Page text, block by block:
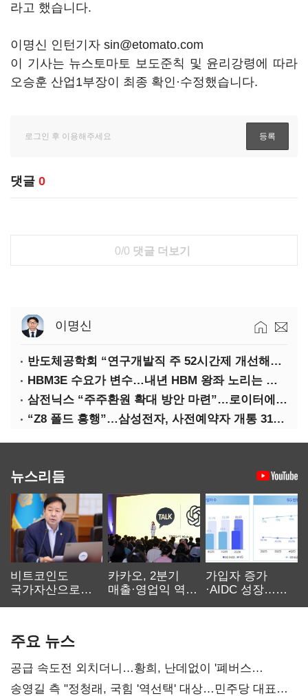
라고 했습니다.
이명신 인턴기자 sin@etomato.com
이 기사는 뉴스토마토 보도준칙 및 윤리강령에 따라
오승훈 산업1부장이 최종 확인·수정했습니다.
댓글 0
0/0 댓글 더보기
이명신
반도체공학회 “연구개발직 주 52시간제 개선해야”
HBM3E 수요가 변수…내년 HBM 왕좌 노리는 삼성
삼전닉스 “주주환원 확대 방안 마련”…로이터에 성명 보내
“Z8 폴드 흥행”…삼성전자, 사전예약자 개통 31일까지 연장
뉴스리듬
비트코인도
국가자산으로…'
카카오, 2분기
매출·영업익 역대
가입자 증가
·AIDC 성장…
주요 뉴스
공급 속도전 외치더니…황희, 난데없이 '폐버스
리모델링' 제안
송영길 측 "정청래, 국힘 '역선택' 대상…민주당 대표로